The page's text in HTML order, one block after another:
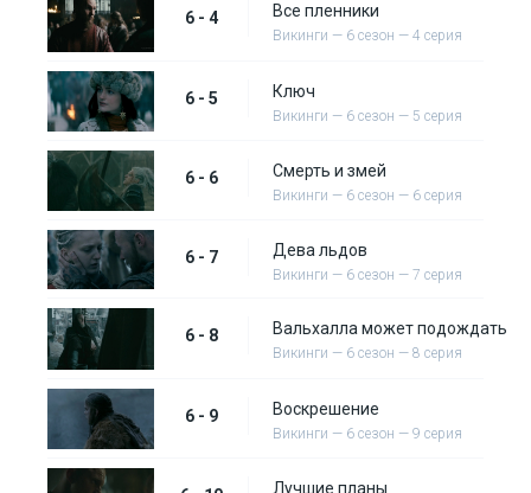
6 - 4 Все пленники
Викинги — 6 сезон — 4 серия
6 - 5 Ключ
Викинги — 6 сезон — 5 серия
6 - 6 Смерть и змей
Викинги — 6 сезон — 6 серия
6 - 7 Дева льдов
Викинги — 6 сезон — 7 серия
6 - 8 Вальхалла может подождать
Викинги — 6 сезон — 8 серия
6 - 9 Воскрешение
Викинги — 6 сезон — 9 серия
Лучшие планы